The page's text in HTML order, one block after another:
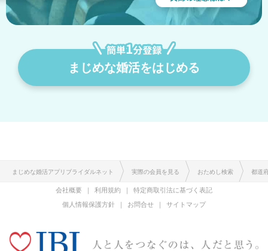
まじめな婚活をはじめる
まじめな婚活アプリブライダルネット 実際の会員を見る おためし検索 都道
会社概要 利用規約
特定商取引法に基づく表記
個人情報保護方針
お問合せ サイトマップ